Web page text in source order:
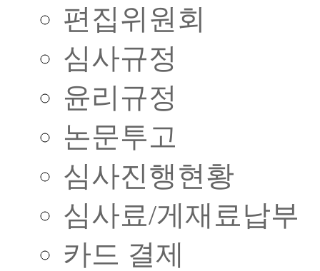
편집위원회
심사규정
윤리규정
논문투고
심사진행현황
심사료/게재료납부
카드 결제